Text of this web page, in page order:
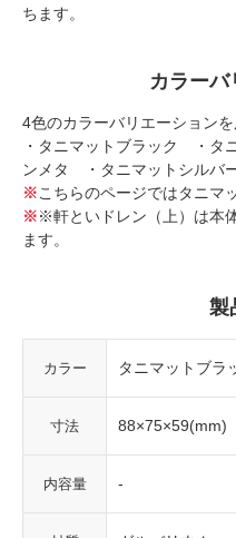
ちます。
カラーバ
4色のカラーバリエーションを
・タニマットブラック ・タ
ンメタ ・タニマットシルバ
※こちらのページではタニマ
※※軒といドレン（上）は本
ます。
製
カラー タニマットブラ
寸法 88×75×59(mm)
内容量 -